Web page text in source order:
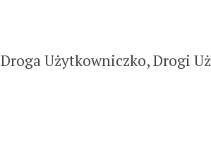
Droga Użytkowniczko, Drogi